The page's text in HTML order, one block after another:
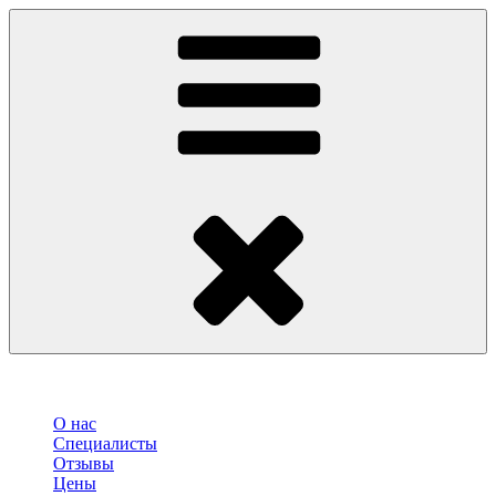
О нас
Специалисты
Отзывы
Цены